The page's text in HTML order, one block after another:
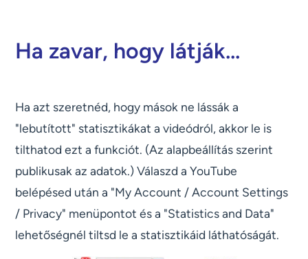
Ha zavar, hogy látják...
Ha azt szeretnéd, hogy mások ne lássák a
"lebutított" statisztikákat a videódról, akkor le is
tilthatod ezt a funkciót. (Az alapbeállítás szerint
publikusak az adatok.) Válaszd a YouTube
belépésed után a "My Account / Account Settings
/ Privacy" menüpontot és a "Statistics and Data"
lehetőségnél tiltsd le a statisztikáid láthatóságát.